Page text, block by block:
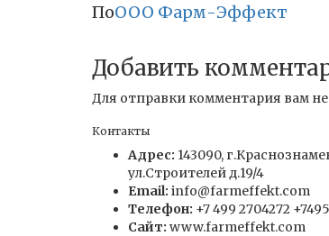
ПоООО Фарм-Эффект
Добавить
Для отправки комментария вам
Контакты
Адрес: 143090,
ул.Строителей д.19/4
Email: info@farmeffekt.com
Телефон: +7 499 2704272
Сайт: www.farmeffekt.com